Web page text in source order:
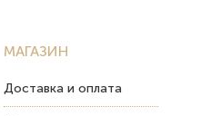
МАГАЗИН
Доставка и оплата